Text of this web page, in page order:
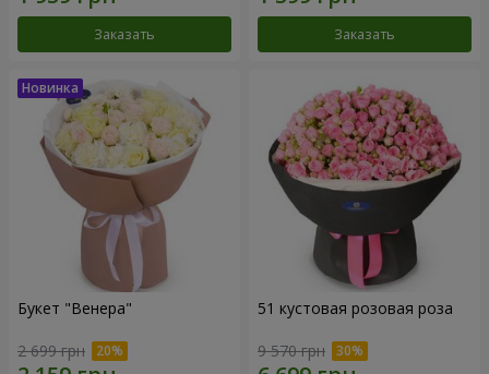
Заказать Заказать
Букет "Венера"
2 699 грн
51 кустовая розовая роза
9 570 грн